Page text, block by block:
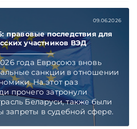
новые статьи
09.06.2026
правовые последствия для
участников ВЭД
года Евросоюз вновь
санкции в отношении
На этот раз
прочего затронули
Беларуси, также были
в судебной сфере.
и последствия введения